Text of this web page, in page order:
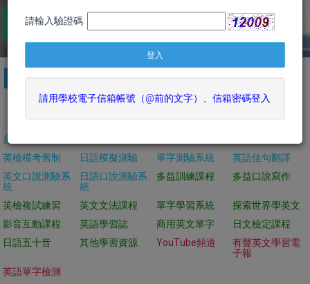
2020/6/20 英語線上學習系統「Easytest系統」暫停
使用公告(1090622)
ALL 英文檢定 英文聽力閱讀 英文口說寫作 英文單字文法
日文學習測驗 客製化系統 專業英文
多益模擬測驗
英檢模考舊制
日語模擬測驗 單字測驗系統
英語佳句翻譯
英文口說測驗系
統
日語口說測驗系
統
多益訓練課程 多益口說寫作
英檢複試練習 英文文法課程 單字學習系統
探索世界學英文
影音互動課程
英語學習誌 商用英文單字
日文檢定課程
日語五十音
其他學習資源 YouTube頻道
有聲英文學習電
子報
英語單字檢測
請輸入驗證碼:
請用學校電子信箱帳號（@前的文字）、信箱密碼登入